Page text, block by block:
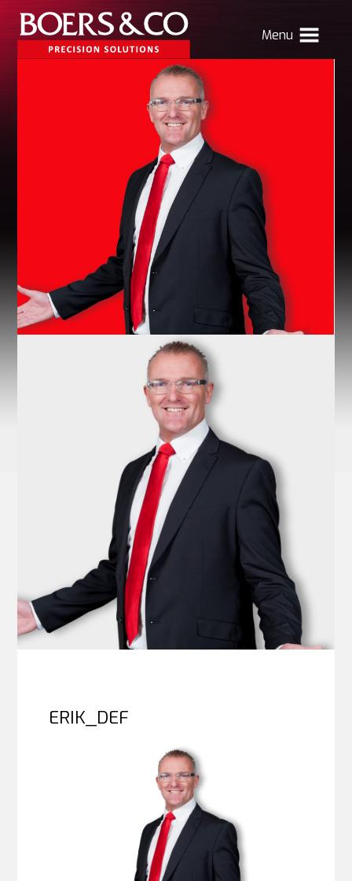
Menu
HOME
BOERS & CO
MACHINING
MECHATRONICS
SHEET METAL
PRODUCTS
CONTACT
Verhuizing Atlas
Nieuws
Vacatures
Boers HR
ERIK_DEF